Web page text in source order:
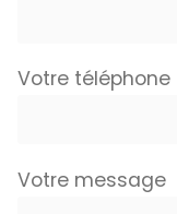
Votre téléphone
Votre message